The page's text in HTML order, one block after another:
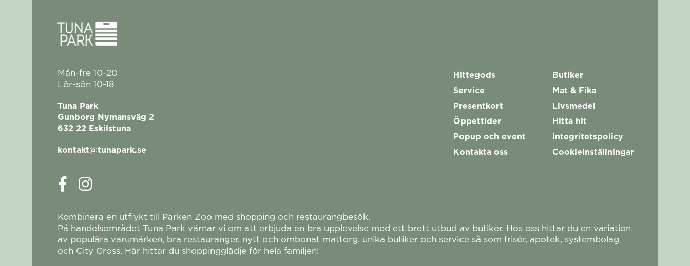
Mån-fre 10-20
Lör-sön 10-18
Tuna Park
Gunborg Nymansväg 2
632 22 Eskilstuna
kontakt@tunapark.se
Hittegods
Service
Presentkort
Öppettider
Popup och event
Kontakta oss
Butiker
Mat & Fika
Livsmedel
Hitta hit
Integritetspolicy
Cookieinställningar
Kombinera en utflykt till Parken Zoo med shopping och restaurangbesök.
På handelsområdet Tuna Park värnar vi om att erbjuda en bra upplevelse med ett brett utbud av butiker. Hos oss hittar du en variation
av populära varumärken, bra restauranger, nytt och ombonat mattorg, unika butiker och service så som frisör, apotek, systembolag
och City Gross. Här hittar du shoppingglädje för hela familjen!